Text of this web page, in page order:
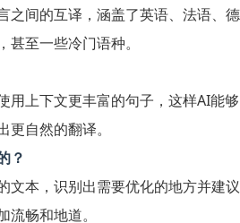
之间的互译，涵盖了英语、法语、德
至一些冷门语种。
用上下文更丰富的句子，这样AI能够
自然的翻译。
？
文本，识别出需要优化的地方并建议
畅和地道。